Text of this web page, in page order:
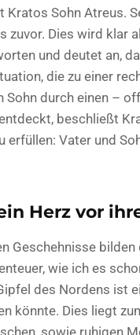
Kratos Sohn Atreus.
zuvor. Dies wird klar
und deutet an,
die zu einer
Sohn durch einen –
beschließt
erfüllen: Vater und
Herz vor
Geschehnisse
wie ich es
des Nordens ist
könnte. Dies liegt
sowie ruhigen